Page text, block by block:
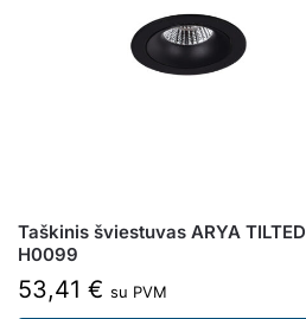
Taškinis šviestuvas ARYA TILTED
H0099
53,41 € su PVM